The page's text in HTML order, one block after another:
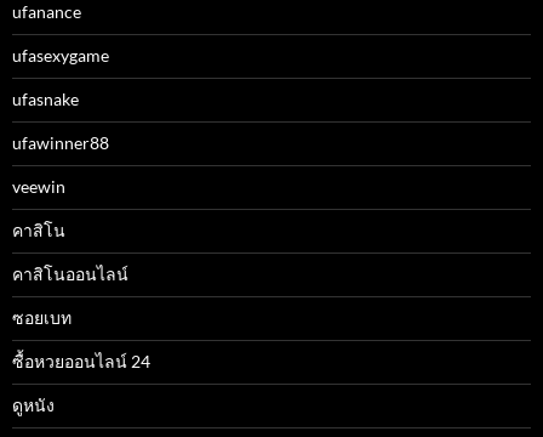
ufanance
ufasexygame
ufasnake
ufawinner88
veewin
คาสิโน
คาสิโนออนไลน์
ซอยเบท
ซื้อหวยออนไลน์ 24
ดูหนัง